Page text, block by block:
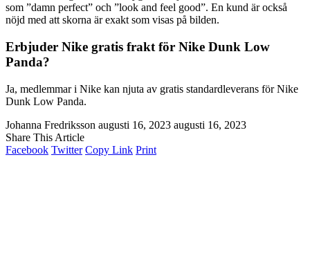
som ”damn perfect” och ”look and feel good”. En kund är också
nöjd med att skorna är exakt som visas på bilden.
Erbjuder Nike gratis frakt för Nike Dunk Low
Panda?
Ja, medlemmar i Nike kan njuta av gratis standardleverans för Nike
Dunk Low Panda.
Johanna Fredriksson augusti 16, 2023 augusti 16, 2023
Share This Article
Facebook Twitter Copy Link Print